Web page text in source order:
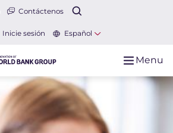
Contáctenos
Inicie sesión Español
Menu